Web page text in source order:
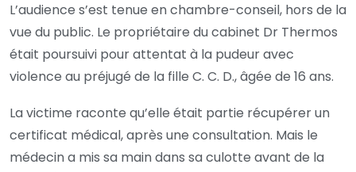
L’audience s’est tenue en chambre-conseil, hors de la
vue du public. Le propriétaire du cabinet Dr Thermos
était poursuivi pour attentat à la pudeur avec
violence au préjugé de la fille C. C. D., âgée de 16 ans.
La victime raconte qu’elle était partie récupérer un
certificat médical, après une consultation. Mais le
médecin a mis sa main dans sa culotte avant de la